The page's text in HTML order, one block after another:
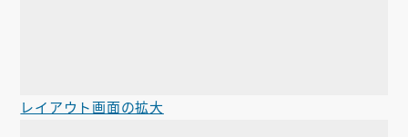
レイアウト画面の拡大